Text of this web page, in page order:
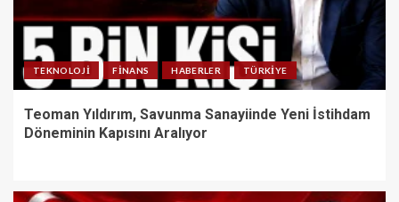
TEKNOLOJI FINANS HABERLER TÜRKIYE
Teoman Yıldırım, Savunma Sanayiinde Yeni İstihdam
Döneminin Kapısını Aralıyor